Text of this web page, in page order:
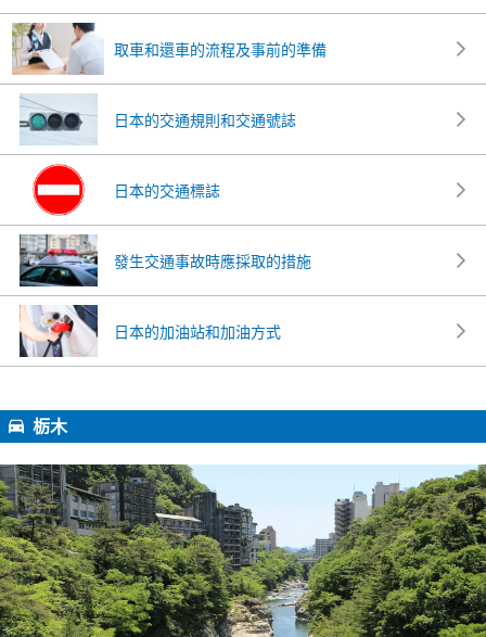
取車和還車的流程及事前的準備
日本的交通規則和交通號誌
日本的交通標誌
發生交通事故時應採取的措施
日本的加油站和加油方式
栃木